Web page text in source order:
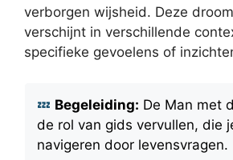
verborgen wijsheid. Deze
verschijnt in verschillende
specifieke gevoelens of
Begeleiding: De Man met
de rol van gids vervullen, die
navigeren door levensvragen.